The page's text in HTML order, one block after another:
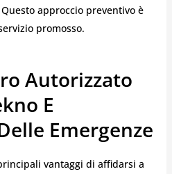
approccio preventivo è
promosso.
Autorizzato
E
Emergenze
vantaggi di affidarsi a